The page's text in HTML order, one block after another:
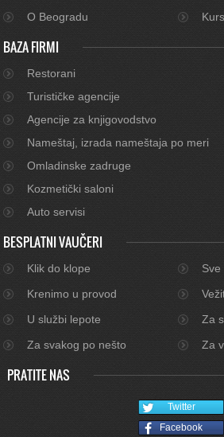
O Beogradu
BAZA FIRMI
Restorani
Turističke agencije
Agencije za knjigovodstvo
Nameštaj, izrada nameštaja po meri
Omladinske zadruge
Kozmetički saloni
Auto servisi
BESPLATNI VAUČERI
Klik do klope
Sve
Krenimo u provod
U službi lepote
Za
Za svakog po nešto
Za
PRATITE NAS
Twitter
Facebook